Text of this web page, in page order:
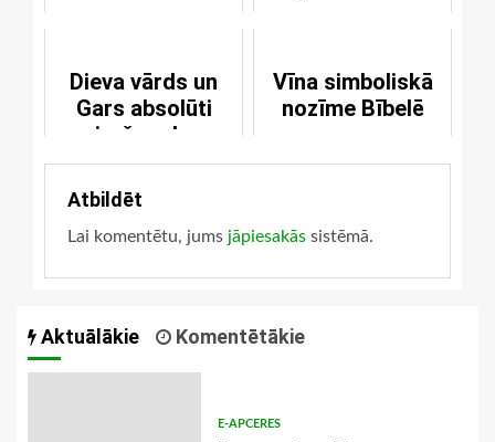
Dieva vārds un
Gars absolūti
mirušos dara
dzīvus
Vīna simboliskā
nozīme Bībelē
Atbildēt
Lai komentētu, jums jāpiesakās sistēmā.
Aktuālākie Komentētākie
E-APCERES